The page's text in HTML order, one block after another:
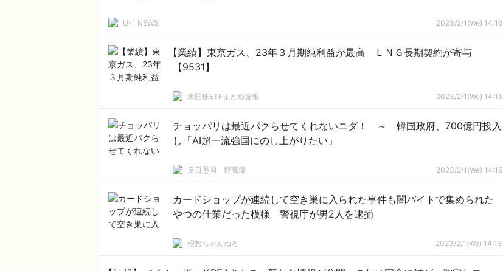
U-1 NEWS 2023/2/1(We) 14:16
【業績】東京ガス、23年３月期純利益が最高 ＬＮＧ長期契約が寄与
【9531】
米国株ETFまとめ速報 2023/2/1(We) 14:15
チョッパリは最近パクらせてくれないニダ！ ～ 韓国政府、700億円投入
し「AI超一流強国にのし上がりたい」
反日愚国 恨寓瘻 2023/2/1(We) 14:15
カードショップが連続して空き巣に入られた事件も闇バイトで集められた
やつの仕業だった模様 警視庁が男2人を逮捕
理想ちゃんねる 2023/2/1(We) 14:13